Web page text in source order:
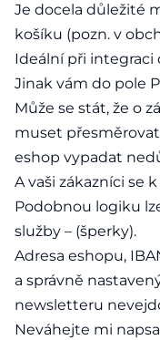
Je docela důležité
košíku (pozn. v
Ideální při integraci
Jinak vám do pole
Může se stát, že o
muset
eshop vypadat
A vaši zákazníci se
Podobnou logiku
služby – (šperky).
Adresa eshopu,
a správně
newsletteru
Neváhejte mi